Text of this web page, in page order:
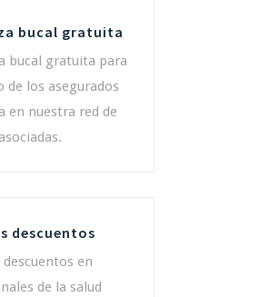
bucal gratuita
bucal gratuita para
de los asegurados
en nuestra red de
descuentos
descuentos en
de la salud